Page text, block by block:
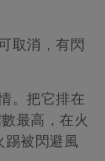
取消，有閃
。把它排在
最高，在火
踢被閃避風